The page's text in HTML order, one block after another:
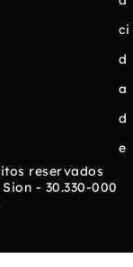
ci
d
a
d
e
reservados
- 30.330-000